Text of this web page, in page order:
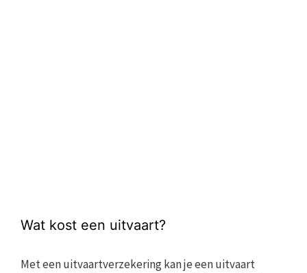
Wat kost een uitvaart?
Met een uitvaartverzekering kan je een uitvaart